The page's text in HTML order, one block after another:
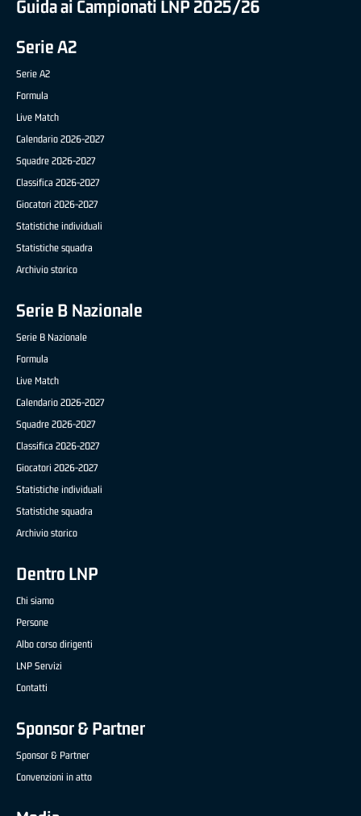
Guida ai Campionati LNP 2025/26
Serie A2
Serie A2
Formula
Live Match
Calendario 2026-2027
Squadre 2026-2027
Classifica 2026-2027
Giocatori 2026-2027
Statistiche individuali
Statistiche squadra
Archivio storico
Serie B Nazionale
Serie B Nazionale
Formula
Live Match
Calendario 2026-2027
Squadre 2026-2027
Classifica 2026-2027
Giocatori 2026-2027
Statistiche individuali
Statistiche squadra
Archivio storico
Dentro LNP
Chi siamo
Persone
Albo corso dirigenti
LNP Servizi
Contatti
Sponsor & Partner
Sponsor & Partner
Convenzioni in atto